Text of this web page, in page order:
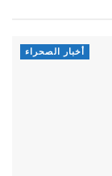
أخبار الصحراء